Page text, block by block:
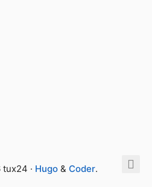
· Hugo& Coder.